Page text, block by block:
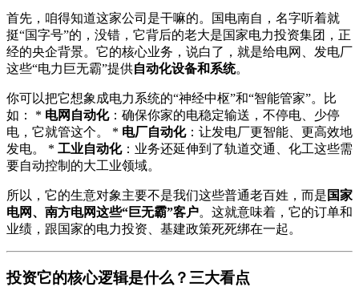
首先，咱得知道这家公司是干嘛的。国电南自，名字听着就
挺“国字号”的，没错，它背后的老大是国家电力投资集团，正
经的央企背景。它的核心业务，说白了，就是给电网、发电厂
这些“电力巨无霸”提供自动化设备和系统。
你可以把它想象成电力系统的“神经中枢”和“智能管家”。比
如： * 电网自动化：确保你家的电稳定输送，不停电、少停
电，它就管这个。 * 电厂自动化：让发电厂更智能、更高效地
发电。 * 工业自动化：业务还延伸到了轨道交通、化工这些需
要自动控制的大工业领域。
所以，它的生意对象主要不是我们这些普通老百姓，而是 国家
电网、南方电网这些“巨无霸”客户。这就意味着，它的订单和
业绩，跟国家的电力投资、基建政策死死绑在一起。
投资它的核心逻辑是什么？三大看点